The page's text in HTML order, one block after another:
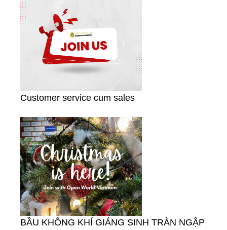
Customer service cum sales
BẦU KHÔNG KHÍ GIÁNG SINH TRÀN NGẬP